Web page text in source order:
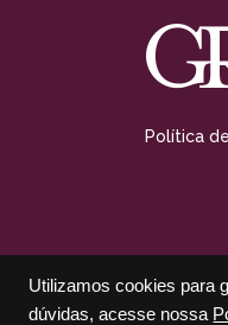
Utilizamos cookies para
dúvidas, acesse nossa
Política